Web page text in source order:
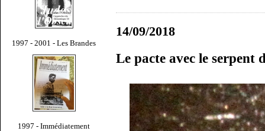
1997 - 2001 - Les Brandes
1997 - Immédiatement
14/09/2018
Le pacte avec le serpent